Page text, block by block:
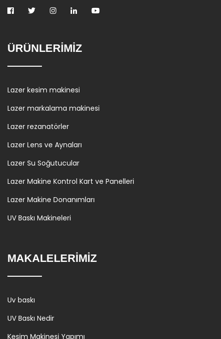
ÜRÜNLERİMİZ
Lazer kesim makinesi
Lazer markalama makinesi
Lazer rezanatörler
Lazer Lens ve Aynaları
Lazer Su Soğutucular
Lazer Makine Kontrol Kart ve Panelleri
Lazer Makine Donanımları
UV Baskı Makineleri
MAKALELERİMİZ
Uv baskı
UV Baskı Nedir
Kesim Makinesi Yapımı